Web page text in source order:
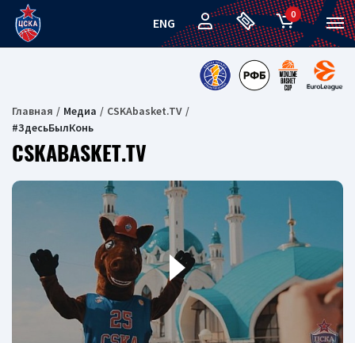
ENG
0
Главная Медиа
CSKAbasket.TV
#ЗдесьБылКонь
CSKABASKET.TV